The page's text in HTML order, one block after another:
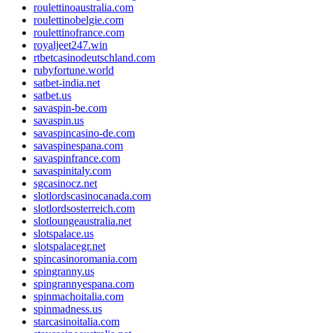
roulettinoaustralia.com
roulettinobelgie.com
roulettinofrance.com
royaljeet247.win
rtbetcasinodeutschland.com
rubyfortune.world
satbet-india.net
satbet.us
savaspin-be.com
savaspin.us
savaspincasino-de.com
savaspinespana.com
savaspinfrance.com
savaspinitaly.com
sgcasinocz.net
slotlordscasinocanada.com
slotlordsosterreich.com
slotloungeaustralia.net
slotspalace.us
slotspalacegr.net
spincasinoromania.com
spingranny.us
spingrannyespana.com
spinmachoitalia.com
spinmadness.us
starcasinoitalia.com